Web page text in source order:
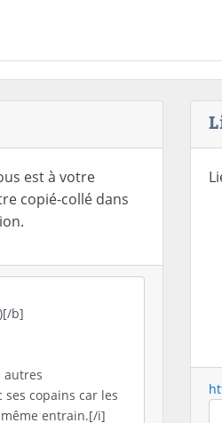
est à votre
copié-collé dans